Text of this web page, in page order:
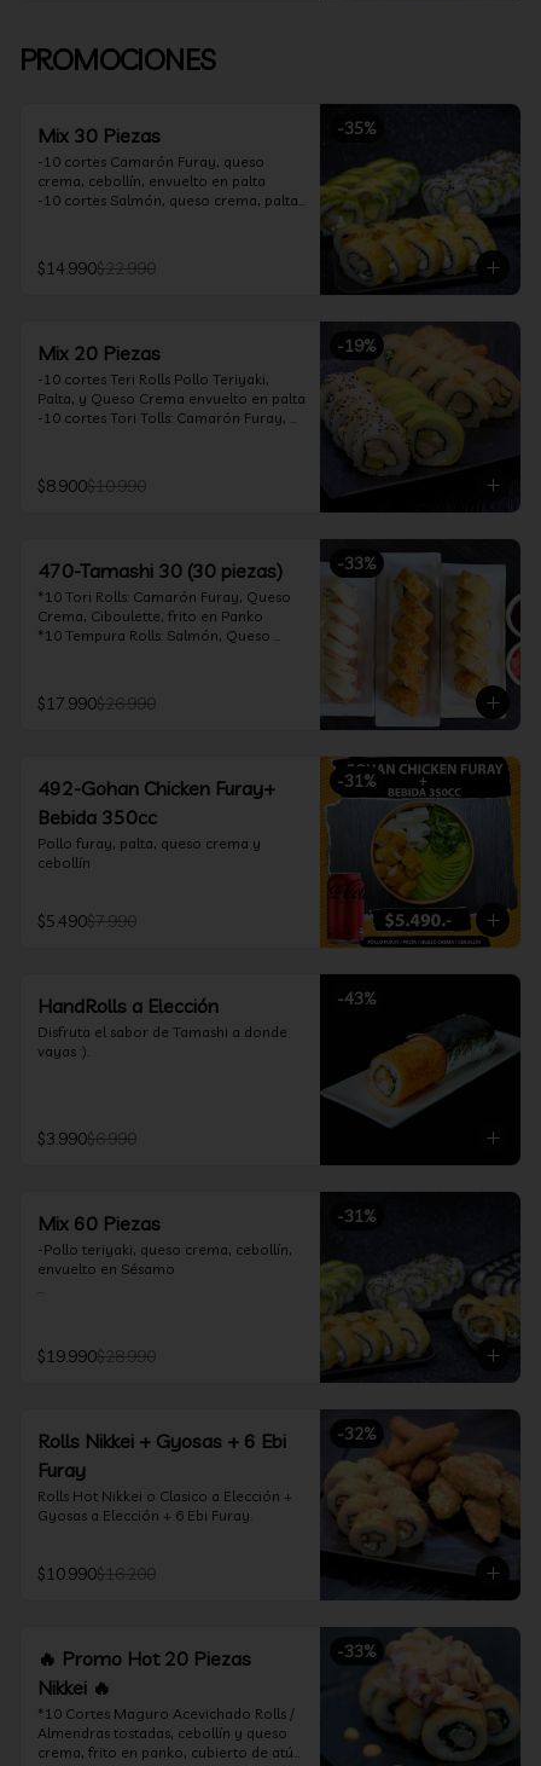
PROMOCIONES
-35%
Mix 30 Piezas
-10 cortes Camarón Furay, queso
crema, cebollín, envuelto en palta
-10 cortes Salmón, queso crema, palta,
cebollín, frito en tempura
*Incluye 2 soya 30ml / 2 palitos / 1 salsa
$14.990$22.990
-19%
Mix 20 Piezas
-10 cortes Teri Rolls Pollo Teriyaki,
Palta, y Queso Crema envuelto en palta
-10 cortes Tori Tolls: Camarón Furay,
teriyaki 30ml
$8.900$10.990
-33%
470-Tamashi 30 (30 piezas)
*10 Tori Rolls: Camarón Furay, Queso
Crema, Ciboulette, frito en Panko
*10 Tempura Rolls: Salmón, Queso
furay, queso crema y cebollín, envuelto
en salmón y bañado en salsa
$17.990$26.990
-31%
492-Gohan Chicken Furay+
Bebida 350cc
Pollo furay, palta, queso crema y
cebollín
$5.490$7.990
-43%
HandRolls a Elección
Disfruta el sabor de Tamashi a donde
vayas :).
$3.990$6.990
-31%
Mix 60 Piezas
-Pollo teriyaki, queso crema, cebollín,
envuelto en Sésamo
-Camarón furay, queso crema,
frito en tempura.
-Kanikama, queso crema, envuelto en
nori (hosomaki)
$19.990$28.990
-32%
Rolls Nikkei + Gyosas + 6 Ebi
Furay
Rolls Hot Nikkei o Clasico a Elección +
Gyosas a Elección + 6 Ebi Furay.
$10.990$16.200
-33%
🔥 Promo Hot 20 Piezas
Nikkei 🔥
*10 Cortes Maguro Acevichado Rolls /
Almendras tostadas, cebollín y queso
crema, frito en panko, cubierto de atún